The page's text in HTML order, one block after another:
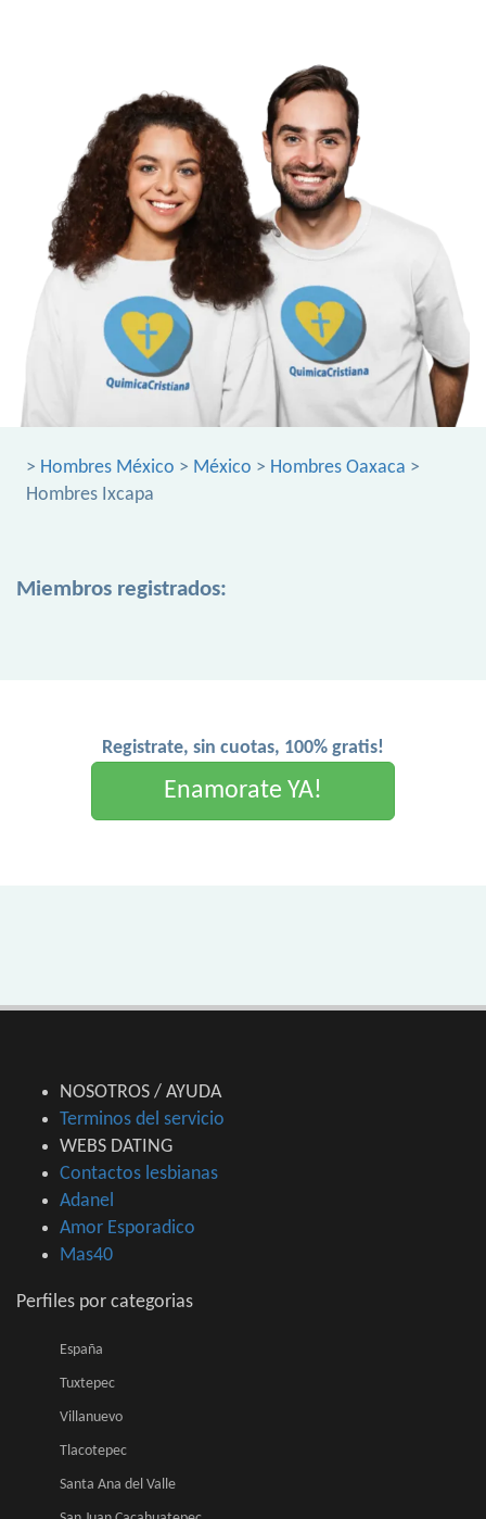
> Hombres México > México > Hombres Oaxaca >
Hombres Ixcapa
Miembros registrados:
Registrate, sin cuotas, 100% gratis!
Enamorate YA!
NOSOTROS / AYUDA
Terminos del servicio
WEBS DATING
Contactos lesbianas
Adanel
Amor Esporadico
Mas40
Perfiles por categorias
España
Tuxtepec
Villanuevo
Tlacotepec
Santa Ana del Valle